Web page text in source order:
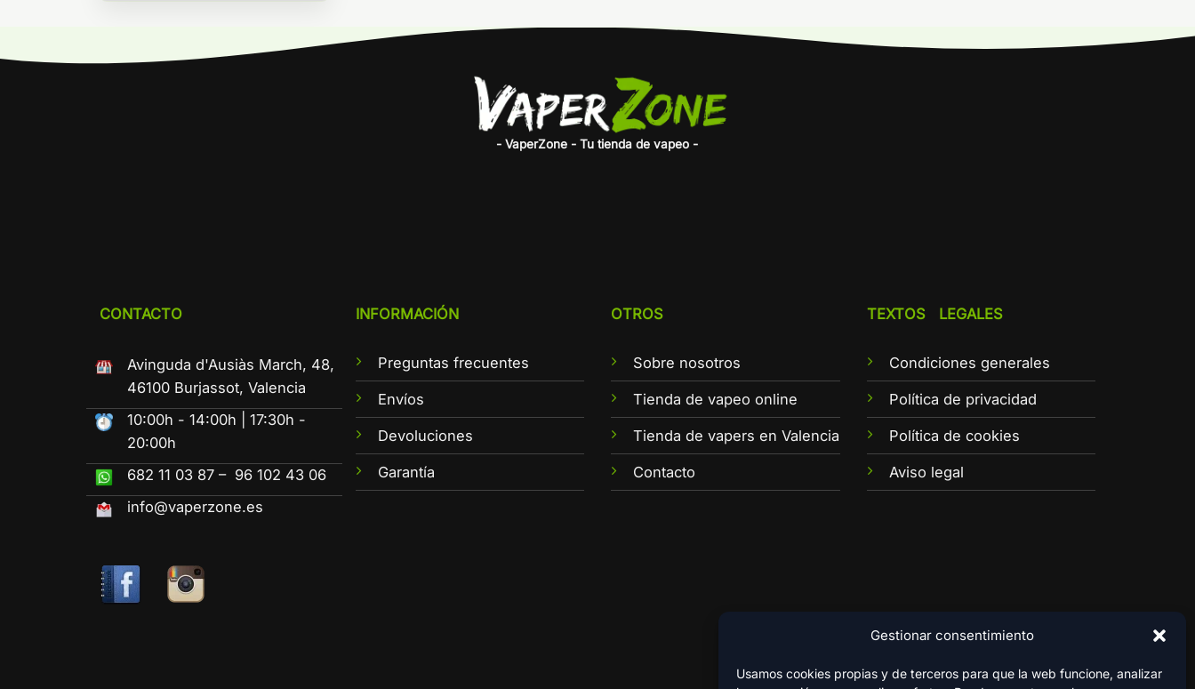
Gestionar consentimiento
Usamos cookies propias y de terceros para que la web funcione, analizar
- VaperZone - Tu tienda de vapeo -
CONTACTO
Avinguda d'Ausiàs March, 48,
46100 Burjassot, Valencia
10:00h - 14:00h | 17:30h -
20:00h
682 11 03 87 – 96 102 43 06
info@vaperzone.es
INFORMACIÓN
Preguntas frecuentes
Envíos
Devoluciones
Garantía
OTROS
Sobre nosotros
Tienda de vapeo online
Tienda de vapers en Valencia
Contacto
TEXTOS LEGALES
Condiciones generales
Política de privacidad
Política de cookies
Aviso legal